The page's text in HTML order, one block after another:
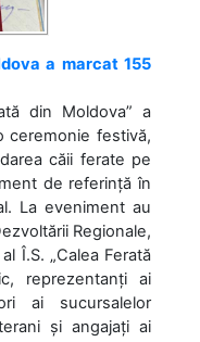
a marcat 155
din Moldova” a
ceremonie festivă,
căii ferate pe
de referință în
La eveniment au
Regionale,
Î.S. „Calea Ferată
reprezentanți ai
ai sucursalelor
și angajați ai